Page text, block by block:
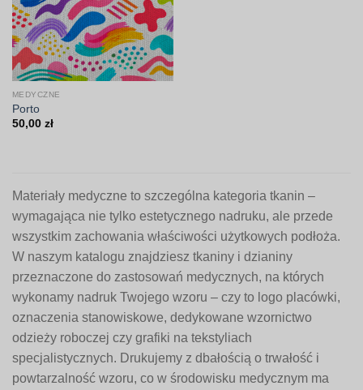
MEDYCZNE
Porto
50,00 zł
Materiały medyczne to szczególna kategoria tkanin –
wymagająca nie tylko estetycznego nadruku, ale przede
wszystkim zachowania właściwości użytkowych podłoża.
W naszym katalogu znajdziesz tkaniny i dzianiny
przeznaczone do zastosowań medycznych, na których
wykonamy nadruk Twojego wzoru – czy to logo placówki,
oznaczenia stanowiskowe, dedykowane wzornictwo
odzieży roboczej czy grafiki na tekstyliach
specjalistycznych. Drukujemy z dbałością o trwałość i
powtarzalność wzoru, co w środowisku medycznym ma